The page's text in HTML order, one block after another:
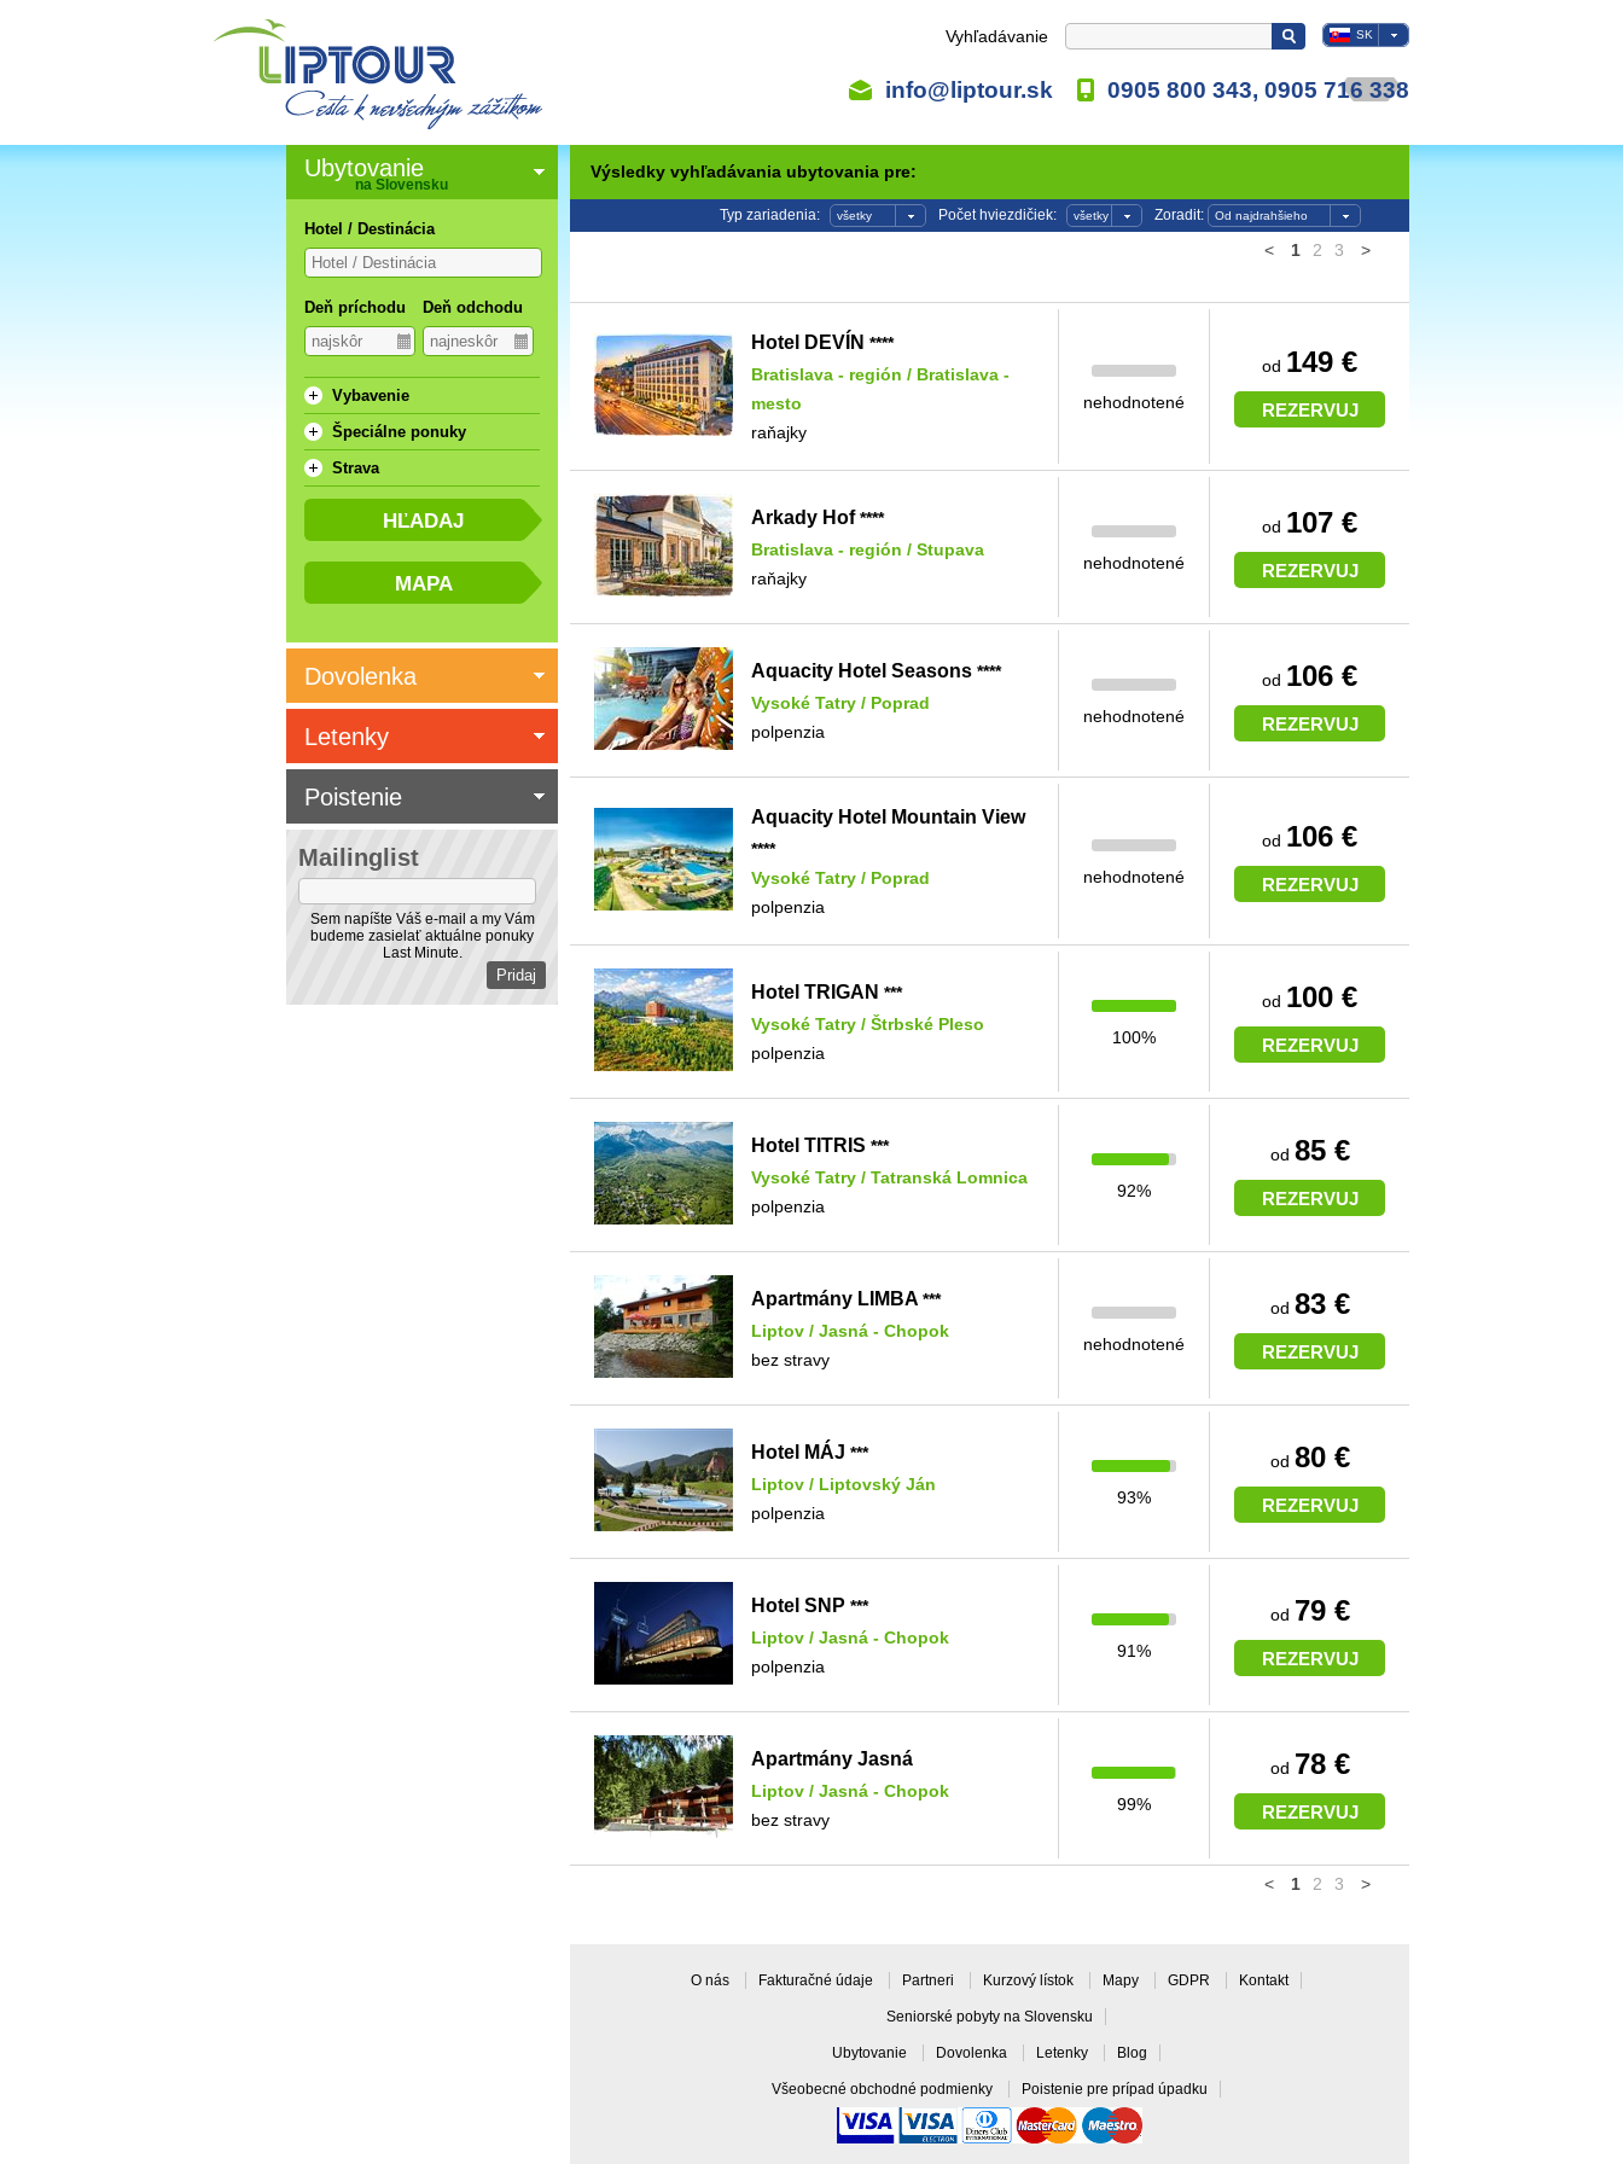
Vyhľadávanie SK
info@liptour.sk 0905 800 343, 0905 716 338
Výsledky vyhľadávania ubytovania pre:
Zoradit: Od najdrahšieho
Počet hviezdičiek: všetky
Typ zariadenia: všetky
< 1 2 3 >
Hotel DEVÍN ****
Bratislava - región / Bratislava -
mesto
raňajky
nehodnotené
od 149 €
REZERVUJ
Arkady Hof ****
Bratislava - región / Stupava
raňajky
nehodnotené
od 107 €
REZERVUJ
Aquacity Hotel Seasons ****
Vysoké Tatry / Poprad
polpenzia
nehodnotené
od 106 €
REZERVUJ
Aquacity Hotel Mountain View
****
Vysoké Tatry / Poprad
polpenzia
nehodnotené
od 106 €
REZERVUJ
Hotel TRIGAN ***
Vysoké Tatry / Štrbské Pleso
polpenzia
100%
od 100 €
REZERVUJ
Hotel TITRIS ***
Vysoké Tatry / Tatranská Lomnica
polpenzia
92%
od 85 €
REZERVUJ
Apartmány LIMBA ***
Liptov / Jasná - Chopok
bez stravy
nehodnotené
od 83 €
REZERVUJ
Hotel MÁJ ***
Liptov / Liptovský Ján
polpenzia
93%
od 80 €
REZERVUJ
Hotel SNP ***
Liptov / Jasná - Chopok
polpenzia
91%
od 79 €
REZERVUJ
Apartmány Jasná
Liptov / Jasná - Chopok
bez stravy
99%
od 78 €
REZERVUJ
< 1 2 3 >
O nás Fakturačné údaje Partneri Kurzový lístok Mapy GDPR Kontakt
Seniorské pobyty na Slovensku
Ubytovanie Dovolenka Letenky Blog
Všeobecné obchodné podmienky Poistenie pre prípad úpadku
Ubytovanie
na Slovensku
Hotel / Destinácia
Deň príchodu Deň odchodu
Vybavenie
Špeciálne ponuky
Strava
Dovolenka
Mailinglist
Sem napíšte Váš e-mail a my Vám
budeme zasielať aktuálne ponuky
Last Minute.
Letenky
Poistenie